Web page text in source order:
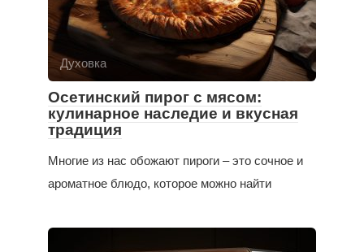
Духовка
Осетинский пирог с мясом:
кулинарное наследие и вкусная
традиция
Многие из нас обожают пироги – это сочное и
ароматное блюдо, которое можно найти